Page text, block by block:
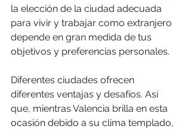
la elección de la ciudad adecuada
para vivir y trabajar como extranjero
depende en gran medida de tus
objetivos y preferencias personales.
Diferentes ciudades ofrecen
diferentes ventajas y desafíos. Así
que, mientras Valencia brilla en esta
ocasión debido a su clima templado,